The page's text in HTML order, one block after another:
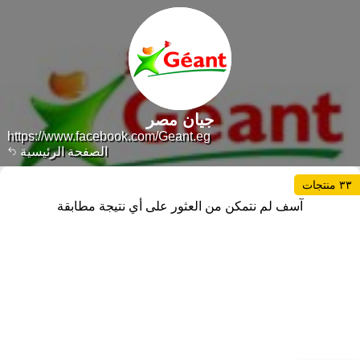
الصفحة الرئيسية
https://www.facebook.com/Geant.eg
جيان مصر
٣٣ منتجات
آسف لم نتمكن من العثور على أي نتيجة مطابقة